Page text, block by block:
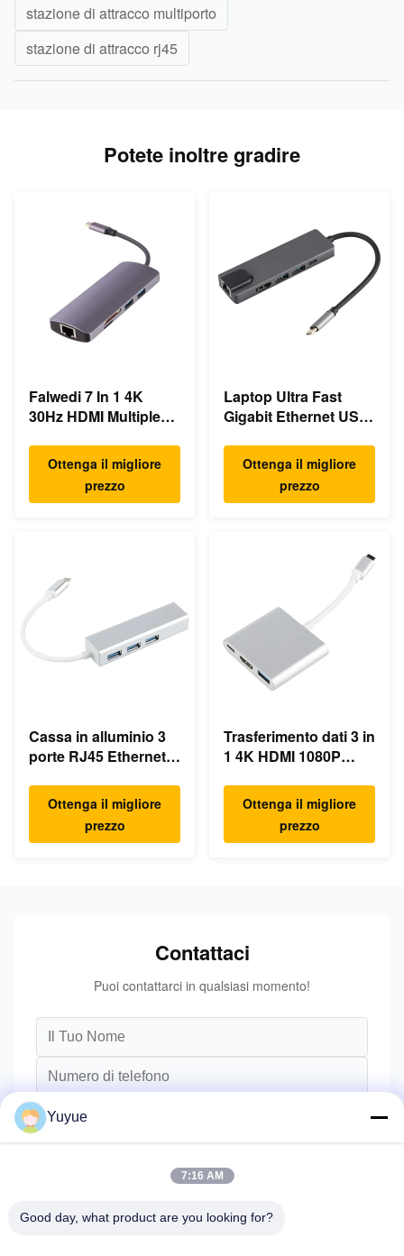
stazione di attracco multiporto
stazione di attracco rj45
Potete inoltre gradire
Falwedi 7 In 1 4K
30Hz HDMI Multiple
Ottenga il migliore
prezzo
Laptop Ultra Fast
Gigabit Ethernet USB
Ottenga il migliore
prezzo
Cassa in alluminio 3
porte RJ45 Ethernet
Ottenga il migliore
prezzo
Trasferimento dati 3 in
1 4K HDMI 1080P
Ottenga il migliore
prezzo
Contattaci
Puoi contattarci in qualsiasi momento!
Yuyue
7:16 AM
Good day, what product are you looking for?